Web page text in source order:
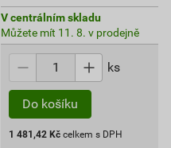
V centrálním skladu
Můžete mít 11. 8. v prodejně
ks
Do košíku
1 481,42 Kč celkem s DPH